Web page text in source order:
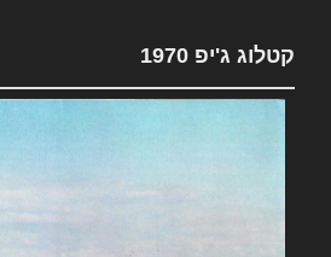
קטלוג ג'יפ 1970